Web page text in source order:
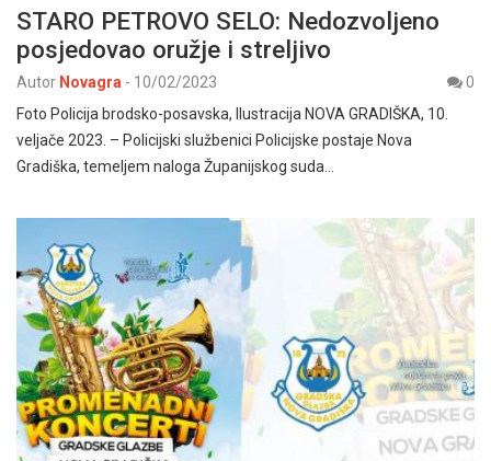
STARO PETROVO SELO: Nedozvoljeno
posjedovao oružje i streljivo
Autor Novagra - 10/02/2023
0
Foto Policija brodsko-posavska, Ilustracija NOVA GRADIŠKA, 10.
veljače 2023. – Policijski službenici Policijske postaje Nova
Gradiška, temeljem naloga Županijskog suda…